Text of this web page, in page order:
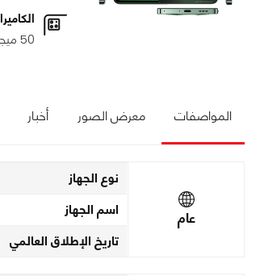
الكاميرا
50 ميجا بكسل
المواصفات معرض الصور أخبار
عام
نوع الجهاز
اسم الجهاز
تاريخ الإطلاق العالمي